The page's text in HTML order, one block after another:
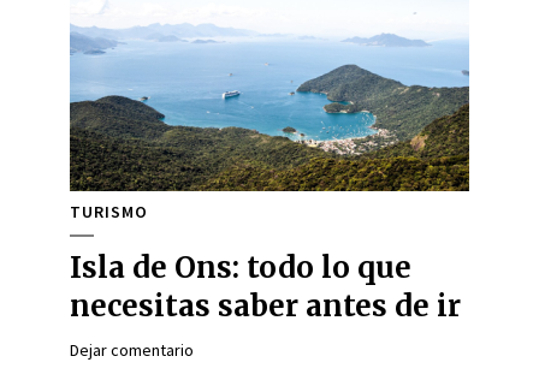
TURISMO
Isla de Ons: todo lo que
necesitas saber antes de ir
Dejar comentario